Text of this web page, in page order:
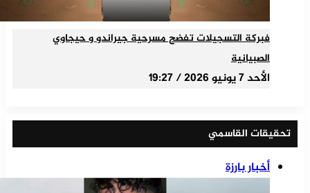
فبركة التسجيلات تفضح مسرحية جيراندو و حيجاوي
الصبيانية
الأحد 7 يونيو 2026 / 19:27
تحقيقات القاسمي
أخبار بارزة